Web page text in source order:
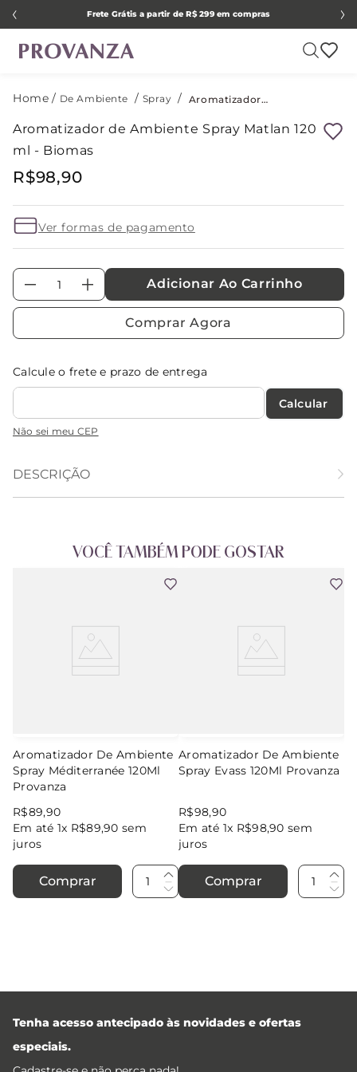
Frete Grátis a partir de R$ 299 em compras
De Ambiente Spray Aromatizador de Ambiente Spray Matlan 120 ml - Biomas
Aromatizador de Ambiente Spray Matlan 120
ml - Biomas
R$98,90
Ver formas de pagamento
＋
－ Adicionar Ao Carrinho
Comprar Agora
Calcule o frete e prazo de entrega
Não sei meu CEP
DESCRIÇÃO
VOCÊ TAMBÉM PODE GOSTAR
Aromatizador De Ambiente
Spray Méditerranée 120Ml
Provanza
R$89,90
Em até 1x R$89,90 sem
juros
Comprar
Aromatizador De Ambiente
Spray Evass 120Ml Provanza
R$98,90
Em até 1x R$98,90 sem
juros
Comprar
Tenha acesso antecipado às novidades e ofertas
especiais.